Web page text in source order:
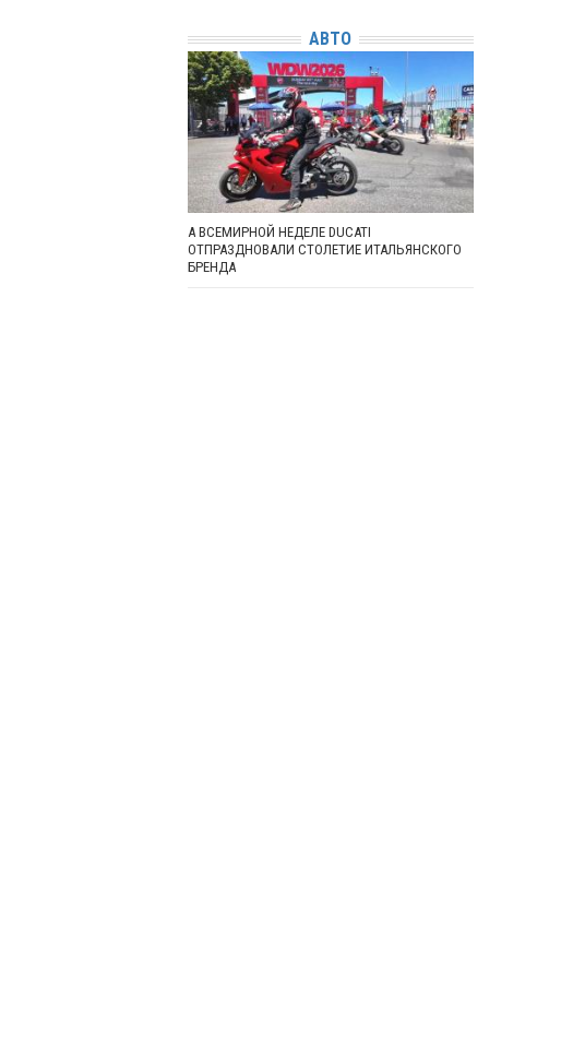
АВТО
А ВСЕМИРНОЙ НЕДЕЛЕ DUCATI
ОТПРАЗДНОВАЛИ СТОЛЕТИЕ ИТАЛЬЯНСКОГО
БРЕНДА